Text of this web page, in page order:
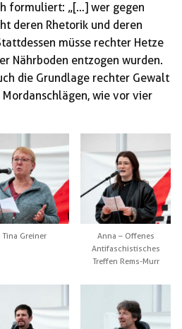
formuliert: „[…] wer gegen
deren Rhetorik und deren
müsse rechter Hetze
Nährboden entzogen wurden.
die Grundlage rechter Gewalt
wie vor vier
Tina Greiner
Anna – Offenes
Antifaschistisches
Treffen Rems-Murr